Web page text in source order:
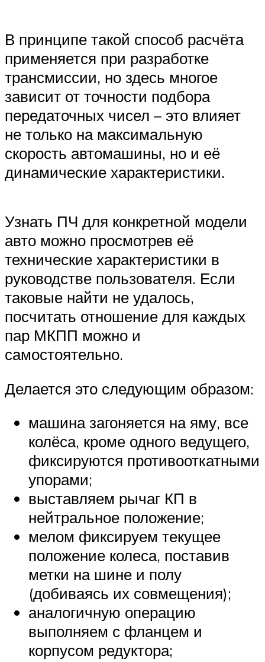
В принципе такой способ расчёта
применяется при разработке
трансмиссии, но здесь многое
зависит от точности подбора
передаточных чисел – это влияет
не только на максимальную
скорость автомашины, но и её
динамические характеристики.
Узнать ПЧ для конкретной модели
авто можно просмотрев её
технические характеристики в
руководстве пользователя. Если
таковые найти не удалось,
посчитать отношение для каждых
пар МКПП можно и
самостоятельно.
Делается это следующим образом:
машина загоняется на яму, все
колёса, кроме одного ведущего,
фиксируются противооткатными
упорами;
выставляем рычаг КП в
нейтральное положение;
мелом фиксируем текущее
положение колеса, поставив
метки на шине и полу
(добиваясь их совмещения);
аналогичную операцию
выполняем с фланцем и
корпусом редуктора;